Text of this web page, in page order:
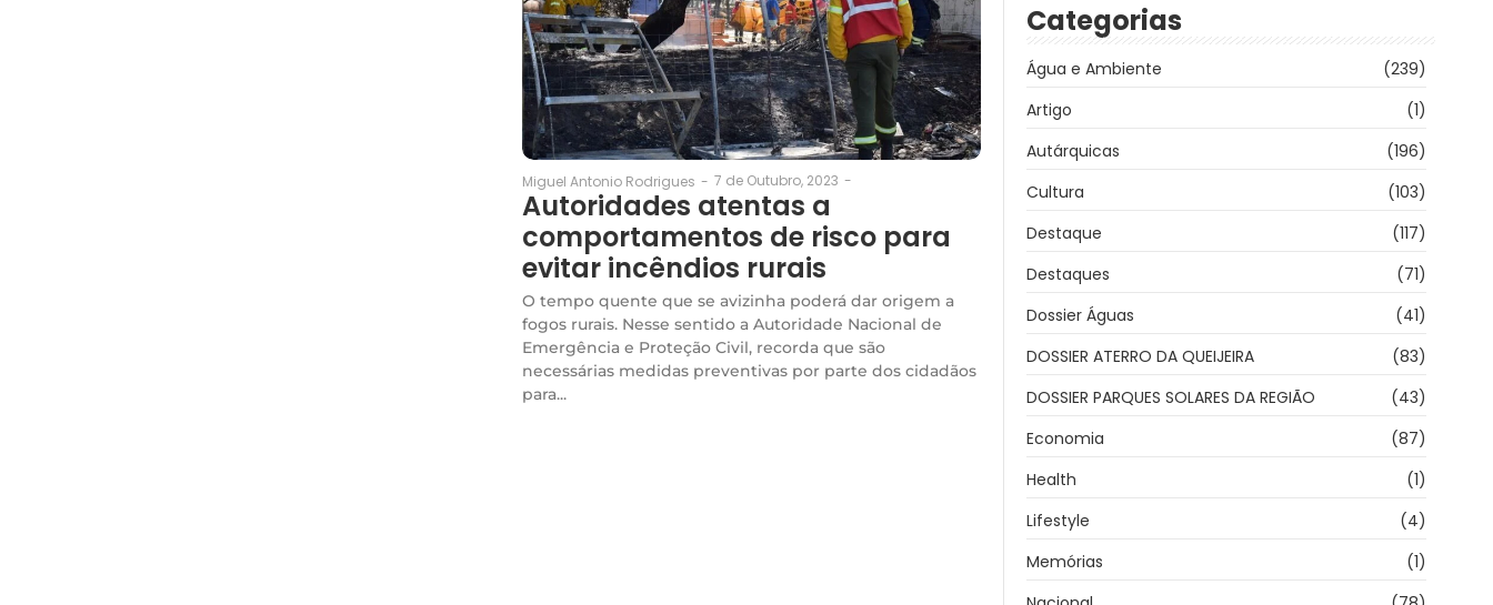
Miguel Antonio Rodrigues - 7 de Outubro, 2023 -
Autoridades atentas a
comportamentos de risco para
evitar incêndios rurais
O tempo quente que se avizinha poderá dar origem a
fogos rurais. Nesse sentido a Autoridade Nacional de
Emergência e Proteção Civil, recorda que são
necessárias medidas preventivas por parte dos cidadãos
para...
Categorias
Água e Ambiente
(239)
Artigo
(1)
Autárquicas
(196)
Cultura
(103)
Destaque
(117)
Destaques
(71)
Dossier Águas
(41)
DOSSIER ATERRO DA QUEIJEIRA
(83)
DOSSIER PARQUES SOLARES DA REGIÃO
(43)
Economia
(87)
Health
(1)
Lifestyle
(4)
Memórias
(1)